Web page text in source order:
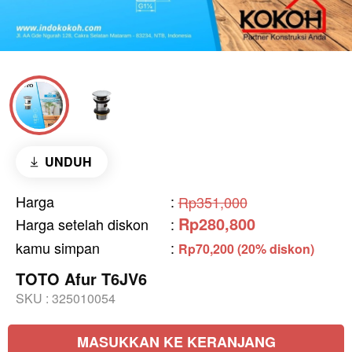
UNDUH
Harga : Rp351,000
Harga setelah diskon
: Rp280,800
kamu simpan : Rp70,200 (20% diskon)
TOTO Afur T6JV6
SKU : 325010054
MASUKKAN KE KERANJANG